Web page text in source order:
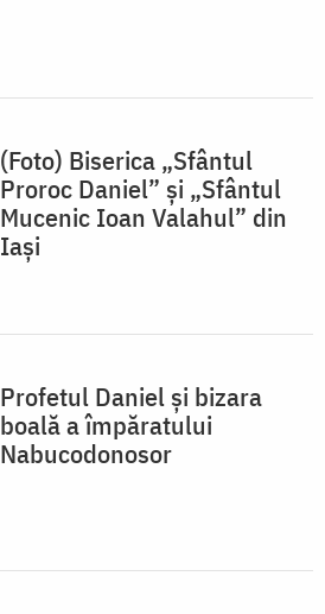
(Foto) Biserica „Sfântul
Proroc Daniel” și „Sfântul
Mucenic Ioan Valahul” din
Iași
Profetul Daniel și bizara
boală a împăratului
Nabucodonosor